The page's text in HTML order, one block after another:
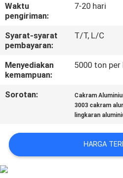
HUBUNGI
KAMI
KASUS
PERMINTAAN
PENAWARAN
SITEMAP
Waktu
pengiriman:
7-20 hari
Syarat-syarat
pembayaran:
T/T, L/C
Menyediakan
kemampuan:
5000 ton per
Sorotan: Cakram
3003 cakram
lingkaran
HARGA